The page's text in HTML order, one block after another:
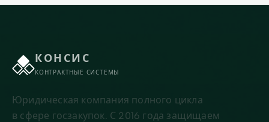
КОНСИС
КОНТРАКТНЫЕ СИСТЕМЫ
Юридическая компания полного цикла
в сфере госзакупок. С 2016 года защищаем